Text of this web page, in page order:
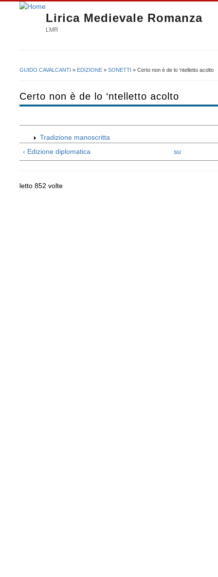
Lirica Medievale Romanza
LMR
GUIDO CAVALCANTI » EDIZIONE » SONETTI » Certo non è de lo ‘ntelletto acolto
Certo non è de lo ‘ntelletto acolto
Tradizione manoscritta
‹ Edizione diplomatica
su
letto 852 volte